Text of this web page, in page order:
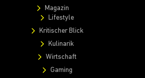
Magazin
Lifestyle
Kritischer Blick
Kulinarik
Wirtschaft
Gaming